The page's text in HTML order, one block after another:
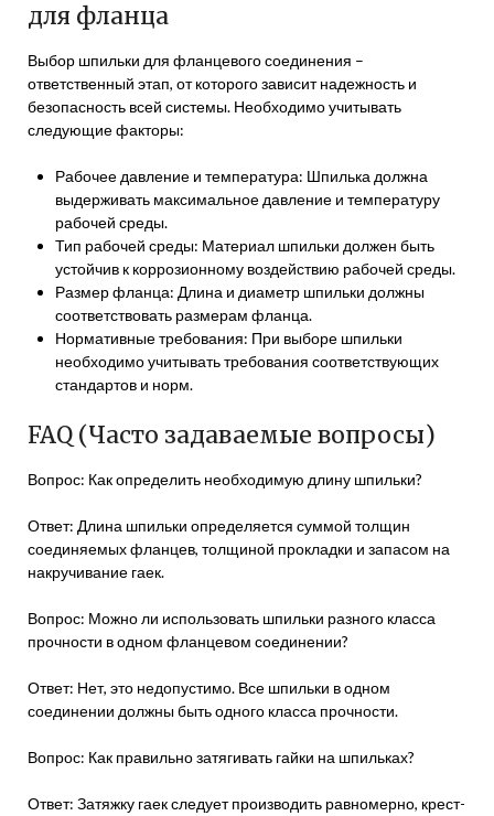
для фланца
Выбор шпильки для фланцевого соединения –
ответственный этап, от которого зависит надежность и
безопасность всей системы. Необходимо учитывать
следующие факторы:
Рабочее давление и температура: Шпилька должна
выдерживать максимальное давление и температуру
рабочей среды.
Тип рабочей среды: Материал шпильки должен быть
устойчив к коррозионному воздействию рабочей среды.
Размер фланца: Длина и диаметр шпильки должны
соответствовать размерам фланца.
Нормативные требования: При выборе шпильки
необходимо учитывать требования соответствующих
стандартов и норм.
FAQ (Часто задаваемые вопросы)
Вопрос: Как определить необходимую длину шпильки?
Ответ: Длина шпильки определяется суммой толщин
соединяемых фланцев, толщиной прокладки и запасом на
накручивание гаек.
Вопрос: Можно ли использовать шпильки разного класса
прочности в одном фланцевом соединении?
Ответ: Нет, это недопустимо. Все шпильки в одном
соединении должны быть одного класса прочности.
Вопрос: Как правильно затягивать гайки на шпильках?
Ответ: Затяжку гаек следует производить равномерно, крест-